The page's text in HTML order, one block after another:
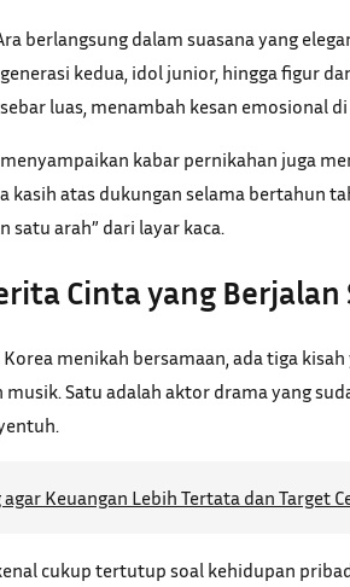
berlangsung dalam suasana yang
kedua, idol junior, hingga figur
luas, menambah kesan emosional
menyampaikan kabar pernikahan juga
kasih atas dukungan selama bertahun
satu arah” dari layar kaca.
Cinta yang Berjalan
menikah bersamaan, ada tiga
Satu adalah aktor drama yang
Keuangan Lebih Tertata dan Target
cukup tertutup soal kehidupan